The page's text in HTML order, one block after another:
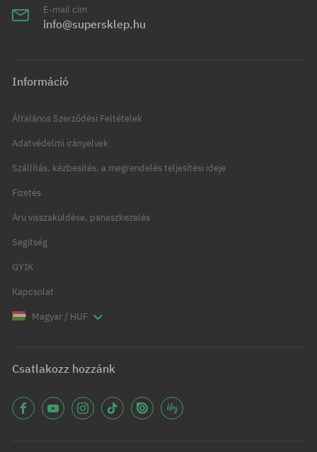
E-mail cím
info@supersklep.hu
Információ
Általános Szerződési Feltételek
Adatvédelmi irányelvek
Szállítás, kézbesítés, a megrendelés teljesítési ideje
Fizetés
Áru visszaküldése, panaszkezelés
Segítség
GYIK
Kapcsolat
Magyar / HUF
Csatlakozz hozzánk